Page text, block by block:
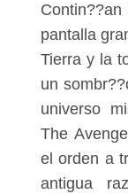
pantalla
Tierra y la
un
universo
The
el orden a
antigua